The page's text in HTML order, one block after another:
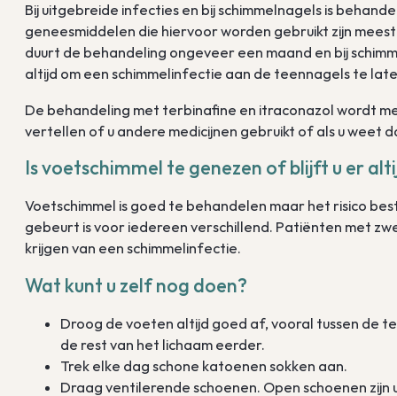
Bij uitgebreide infecties en bij schimmelnagels is
geneesmiddelen die hiervoor worden gebruikt zijn
duurt de behandeling ongeveer een maand en bij
altijd om een schimmelinfectie aan de teennagels te
De behandeling met terbinafine en itraconazol wordt
vertellen of u andere medicijnen gebruikt of als u weet
Is voetschimmel te genezen of blijft u er
Voetschimmel is goed te behandelen maar het risico
gebeurt is voor iedereen verschillend. Patiënten met
krijgen van een schimmelinfectie.
Wat kunt u zelf nog doen?
Droog de voeten altijd goed af, vooral tussen de
de rest van het lichaam eerder.
Trek elke dag schone katoenen sokken aan.
Draag ventilerende schoenen. Open schoenen